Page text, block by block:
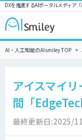
DXを推進するAIポータルメディア
AI・人工知能のAIsmiley TOP
アイスマイ
間「
最終更新日:2025/